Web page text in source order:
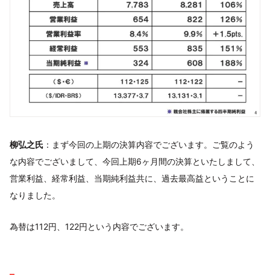
柳弘之氏 ：まず今回の上期の決算内容でございます。ご覧のよう
な内容でございまして、今回上期6ヶ月間の決算といたしまして、
営業利益、経常利益、当期純利益共に、過去最高益ということに
なりました。
為替は112円、122円という内容でございます。